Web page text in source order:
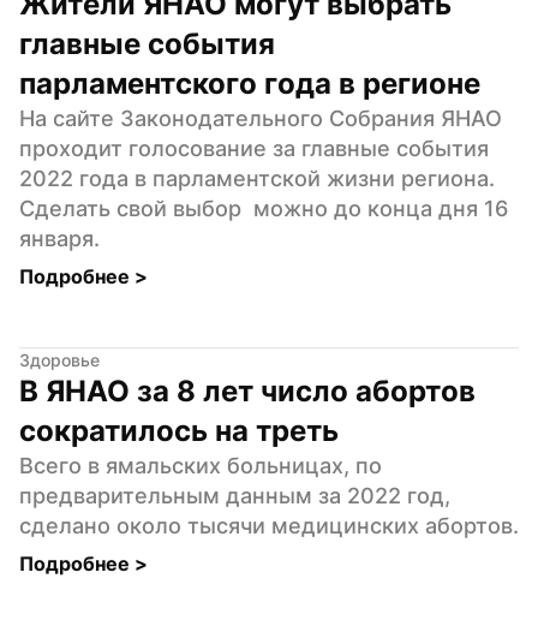
главные события
парламентского года в регионе
На сайте Законодательного Собрания ЯНАО
проходит голосование за главные события
2022 года в парламентской жизни региона.
Сделать свой выбор  можно до конца дня 16
января.
Подробнее >
Здоровье
В ЯНАО за 8 лет число абортов
сократилось на треть
Всего в ямальских больницах, по
предварительным данным за 2022 год,
сделано около тысячи медицинских абортов.
Подробнее >